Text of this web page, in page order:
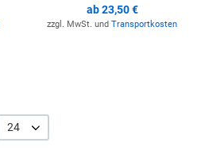
ab23,50 €
zzgl. MwSt. und Transportkosten
24